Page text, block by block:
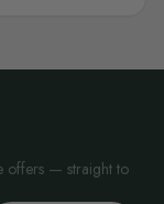
offers — straight to